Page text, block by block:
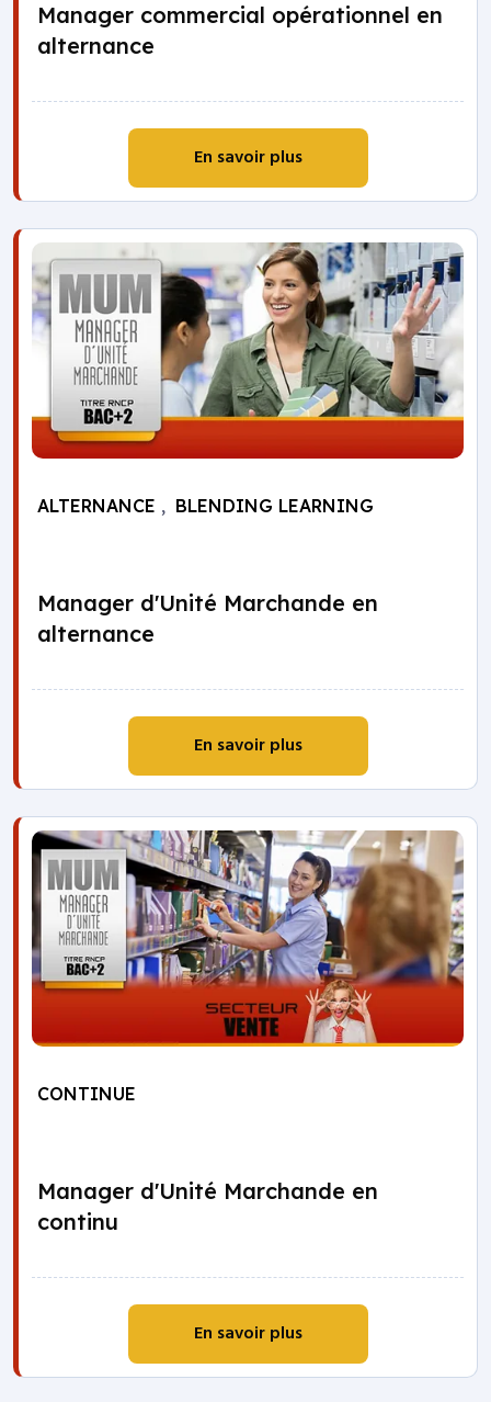
Manager commercial opérationnel en
alternance
En savoir plus
ALTERNANCE , BLENDING LEARNING
Manager d'Unité Marchande en
alternance
En savoir plus
CONTINUE
Manager d'Unité Marchande en
continu
En savoir plus